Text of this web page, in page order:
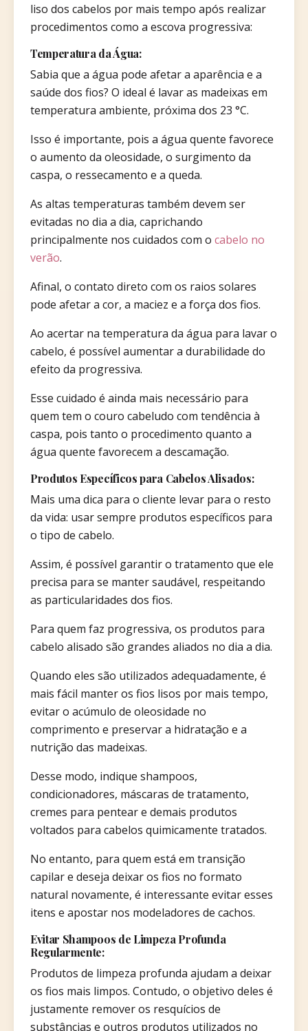
liso dos cabelos por mais tempo após realizar
procedimentos como a escova progressiva:
Temperatura da Água:
Sabia que a água pode afetar a aparência e a
saúde dos fios? O ideal é lavar as madeixas em
temperatura ambiente, próxima dos 23 °C.
Isso é importante, pois a água quente favorece
o aumento da oleosidade, o surgimento da
caspa, o ressecamento e a queda.
As altas temperaturas também devem ser
evitadas no dia a dia, caprichando
principalmente nos cuidados com o cabelo no
verão.
Afinal, o contato direto com os raios solares
pode afetar a cor, a maciez e a força dos fios.
Ao acertar na temperatura da água para lavar o
cabelo, é possível aumentar a durabilidade do
efeito da progressiva.
Esse cuidado é ainda mais necessário para
quem tem o couro cabeludo com tendência à
caspa, pois tanto o procedimento quanto a
água quente favorecem a descamação.
Produtos Específicos para Cabelos Alisados:
Mais uma dica para o cliente levar para o resto
da vida: usar sempre produtos específicos para
o tipo de cabelo.
Assim, é possível garantir o tratamento que ele
precisa para se manter saudável, respeitando
as particularidades dos fios.
Para quem faz progressiva, os produtos para
cabelo alisado são grandes aliados no dia a dia.
Quando eles são utilizados adequadamente, é
mais fácil manter os fios lisos por mais tempo,
evitar o acúmulo de oleosidade no
comprimento e preservar a hidratação e a
nutrição das madeixas.
Desse modo, indique shampoos,
condicionadores, máscaras de tratamento,
cremes para pentear e demais produtos
voltados para cabelos quimicamente tratados.
No entanto, para quem está em transição
capilar e deseja deixar os fios no formato
natural novamente, é interessante evitar esses
itens e apostar nos modeladores de cachos.
Evitar Shampoos de Limpeza Profunda
Regularmente:
Produtos de limpeza profunda ajudam a deixar
os fios mais limpos. Contudo, o objetivo deles é
justamente remover os resquícios de
substâncias e outros produtos utilizados no